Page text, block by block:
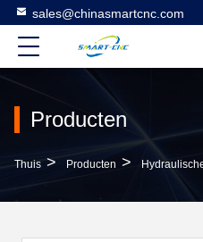
sales@chinasmartcnc.com
Producten
Thuis > Producten >